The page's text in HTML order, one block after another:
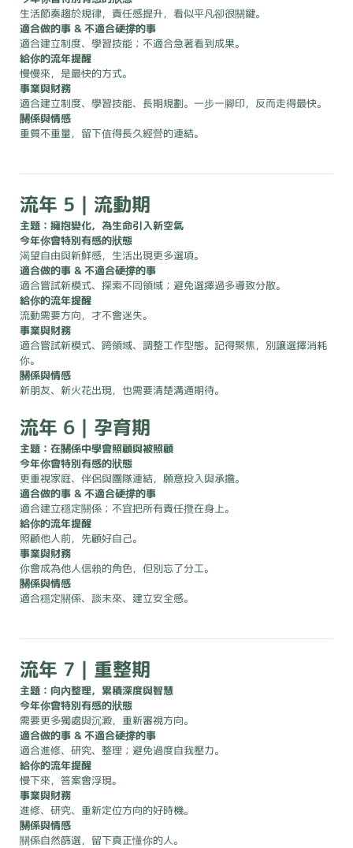
生活節奏趨於規律，責任感提升，看似平凡卻很關鍵。
適合做的事 & 不適合硬撐的事
適合建立制度、學習技能；不適合急著看到成果。
給你的流年提醒
慢慢來，是最快的方式。
事業與財務
適合建立制度、學習技能、長期規劃。一步一腳印，反而走得最快。
關係與情感
重質不重量，留下值得長久經營的連結。
流年 5｜流動期
主題：擁抱變化，為生命引入新空氣
今年你會特別有感的狀態
渴望自由與新鮮感，生活出現更多選項。
適合做的事 & 不適合硬撐的事
適合嘗試新模式、探索不同領域；避免選擇過多導致分散。
給你的流年提醒
流動需要方向，才不會迷失。
事業與財務
適合嘗試新模式、跨領域、調整工作型態。記得聚焦，別讓選擇消耗
你。
關係與情感
新朋友、新火花出現，也需要清楚溝通期待。
流年 6｜孕育期
主題：在關係中學會照顧與被照顧
今年你會特別有感的狀態
更重視家庭、伴侶與團隊連結，願意投入與承擔。
適合做的事 & 不適合硬撐的事
適合建立穩定關係；不宜把所有責任攬在身上。
給你的流年提醒
照顧他人前，先顧好自己。
事業與財務
你會成為他人信賴的角色，但別忘了分工。
關係與情感
適合穩定關係、談未來、建立安全感。
流年 7｜重整期
主題：向內整理，累積深度與智慧
今年你會特別有感的狀態
需要更多獨處與沉澱，重新審視方向。
適合做的事 & 不適合硬撐的事
適合進修、研究、整理；避免過度自我壓力。
給你的流年提醒
慢下來，答案會浮現。
事業與財務
進修、研究、重新定位方向的好時機。
關係與情感
關係自然篩選，留下真正懂你的人。